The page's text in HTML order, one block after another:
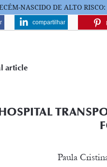
NASCIDO DE ALTO
compartilhar